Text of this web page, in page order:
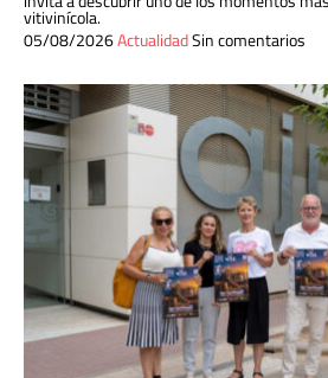
vitivinícola.
05/08/2026ActualidadSin comentarios